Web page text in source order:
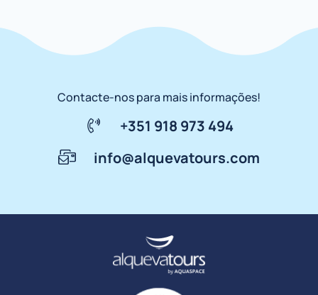
Contacte-nos para mais informações!
+351 918 973 494
info@alquevatours.com